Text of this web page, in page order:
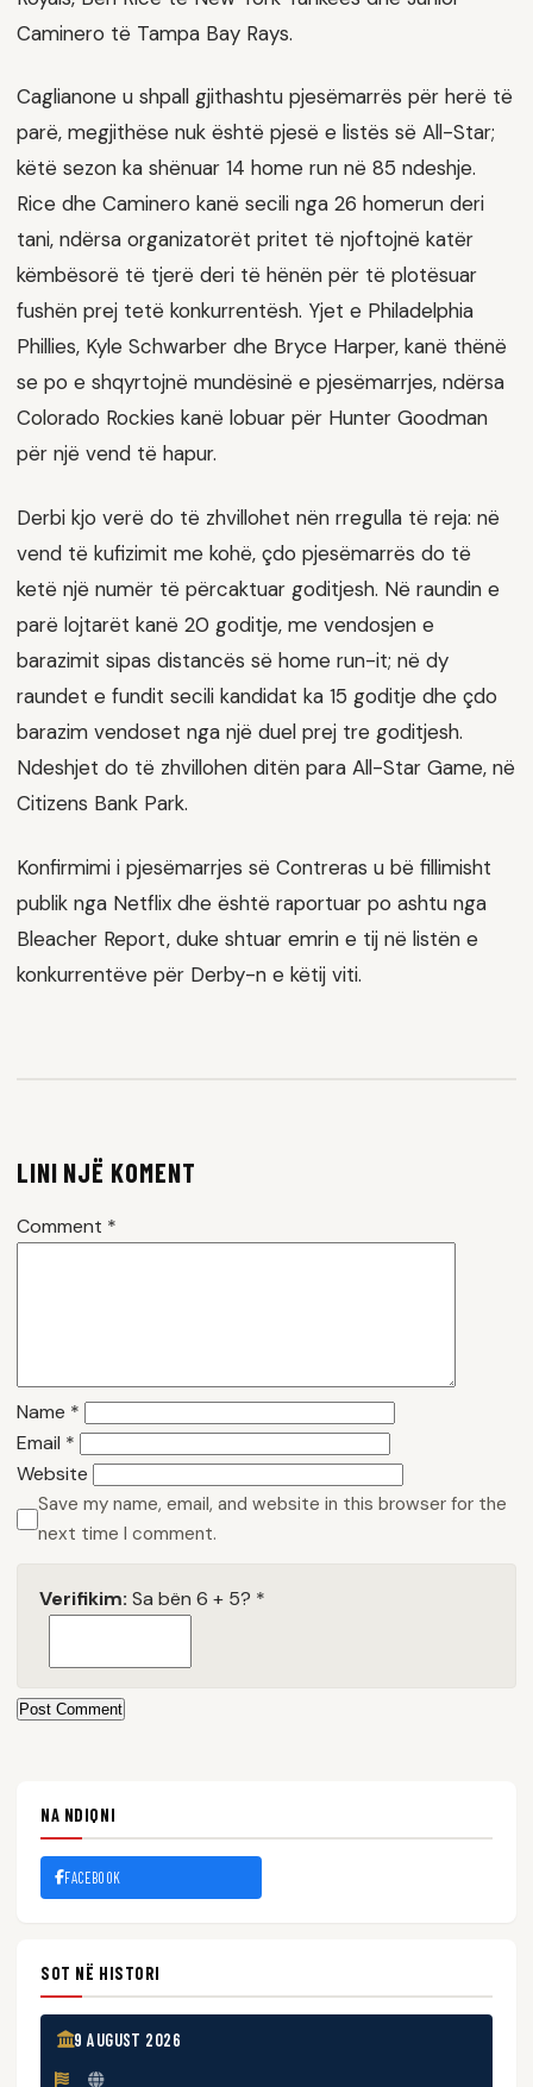
Caminero të Tampa Bay Rays.
Caglianone u shpall gjithashtu pjesëmarrës për herë të
parë, megjithëse nuk është pjesë e listës së All-Star;
këtë sezon ka shënuar 14 home run në 85 ndeshje.
Rice dhe Caminero kanë secili nga 26 homerun deri
tani, ndërsa organizatorët pritet të njoftojnë katër
këmbësorë të tjerë deri të hënën për të plotësuar
fushën prej tetë konkurrentësh. Yjet e Philadelphia
Phillies, Kyle Schwarber dhe Bryce Harper, kanë thënë
se po e shqyrtojnë mundësinë e pjesëmarrjes, ndërsa
Colorado Rockies kanë lobuar për Hunter Goodman
për një vend të hapur.
Derbi kjo verë do të zhvillohet nën rregulla të reja: në
vend të kufizimit me kohë, çdo pjesëmarrës do të
ketë një numër të përcaktuar goditjesh. Në raundin e
parë lojtarët kanë 20 goditje, me vendosjen e
barazimit sipas distancës së home run-it; në dy
raundet e fundit secili kandidat ka 15 goditje dhe çdo
barazim vendoset nga një duel prej tre goditjesh.
Ndeshjet do të zhvillohen ditën para All-Star Game, në
Citizens Bank Park.
Konfirmimi i pjesëmarrjes së Contreras u bë fillimisht
publik nga Netflix dhe është raportuar po ashtu nga
Bleacher Report, duke shtuar emrin e tij në listën e
konkurrentëve për Derby-n e këtij viti.
LINI NJË KOMENT
Comment *
Name *
Email *
Website
Save my name, email, and website in this browser for the
next time I comment.
Verifikim: Sa bën 6 + 5? *
Post Comment
NA NDIQNI
FACEBOOK
SOT NË HISTORI
9 AUGUST 2026